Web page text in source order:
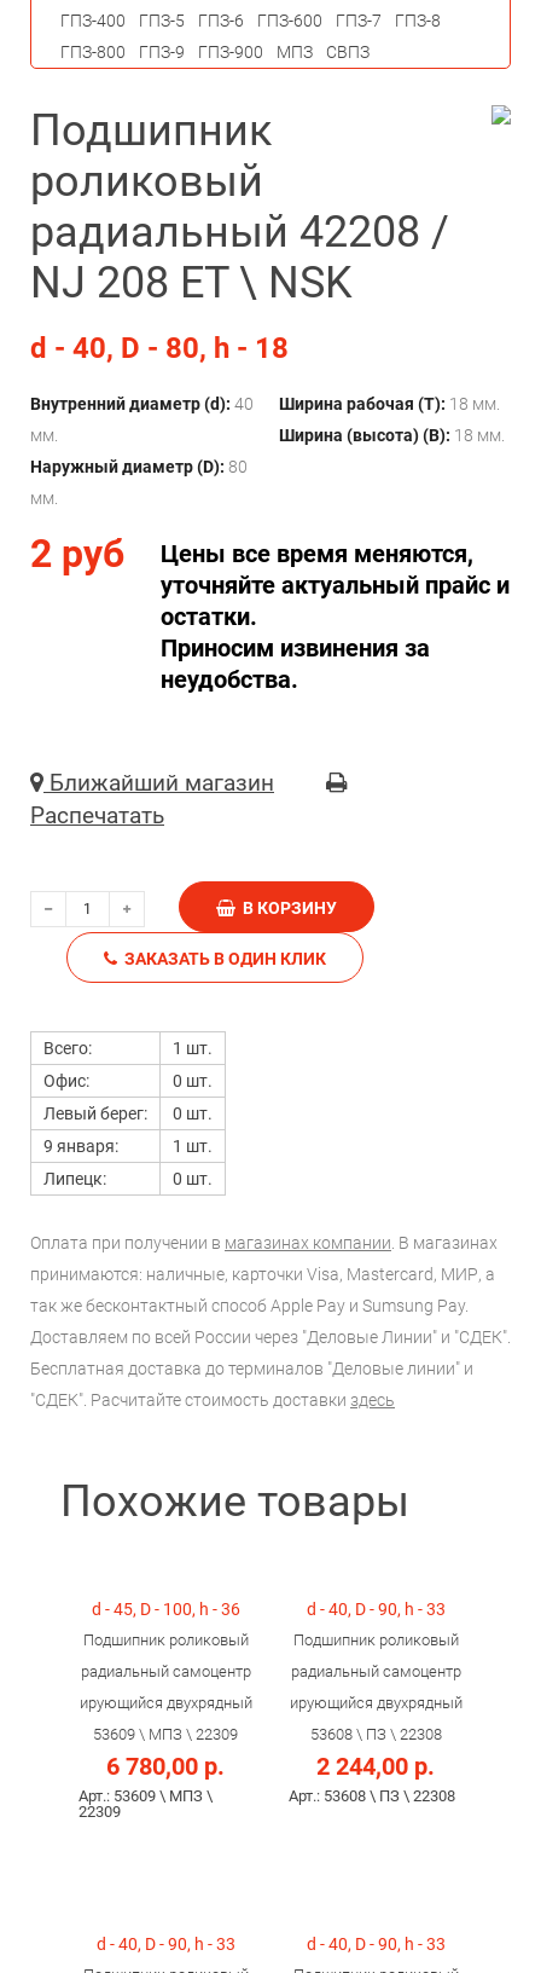
Подшипник
роликовый
радиальный 42208 /
NJ 208 ET \ NSK
d - 40, D - 80, h - 18
Внутренний диаметр (d): 40
мм.
Наружный диаметр (D): 80
мм.
Ширина рабочая (T): 18 мм.
Ширина (высота) (B): 18 мм.
2 руб
Цены все время меняются,
уточняйте актуальный прайс и
остатки.
Приносим извинения за
неудобства.
Ближайший магазин
Распечатать
В КОРЗИНУ
ЗАКАЗАТЬ В ОДИН КЛИК
Всего:
1 шт.
Офис:
0 шт.
Левый берег:
0 шт.
9 января:
1 шт.
Липецк:
0 шт.
Оплата при получении в магазинах компании . В магазинах
принимаются: наличные, карточки Visa, Mastercard, МИР, а
так же бесконтактный способ Apple Pay и Sumsung Pay.
Доставляем по всей России через "Деловые Линии" и "СДЕК".
Бесплатная доставка до терминалов "Деловые линии" и
"СДЕК". Расчитайте стоимость доставки здесь
Похожие товары
d - 45, D - 100, h - 36
Подшипник роликовый
радиальный самоцентр
ирующийся двухрядный
53609 \ МПЗ \ 22309
6 780,00 р.
Арт.: 53609 \ МПЗ \
22309
d - 40, D - 90, h - 33
Подшипник роликовый
радиальный самоцентр
ирующийся двухрядный
53608 \ ПЗ \ 22308
2 244,00 р.
Арт.: 53608 \ ПЗ \ 22308
d - 40, D - 90, h - 33 d - 40, D - 90, h - 33
ГПЗ-400
ГПЗ-5 ГПЗ-6 ГПЗ-600 ГПЗ-7
ГПЗ-8
ГПЗ-800
ГПЗ-9 ГПЗ-900 МПЗ СВПЗ